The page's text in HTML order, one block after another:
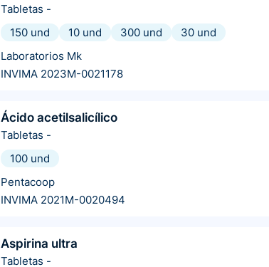
Tabletas -
150 und
10 und 300 und
30 und
Laboratorios Mk
INVIMA 2023M-0021178
Ácido acetilsalicílico
Tabletas -
100 und
Pentacoop
INVIMA 2021M-0020494
Aspirina ultra
Tabletas -